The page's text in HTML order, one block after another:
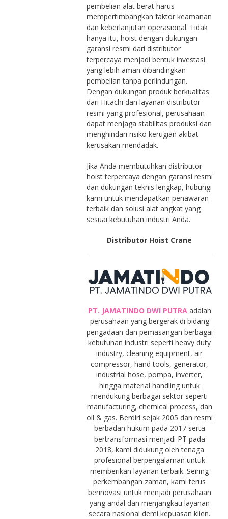
pembelian alat berat harus
mempertimbangkan faktor keamanan
dan keberlanjutan operasional. Tidak
hanya itu, hoist dengan dukungan
garansi resmi dari distributor
terpercaya menjadi bentuk investasi
yang lebih aman dibandingkan
pembelian tanpa perlindungan.
Dengan dukungan produk berkualitas
dari Hitachi dan layanan distributor
resmi yang profesional, perusahaan
dapat menjaga stabilitas produksi dan
menghindari risiko kerugian akibat
kerusakan mendadak.
Jika Anda membutuhkan distributor
hoist terpercaya dengan garansi resmi
dan dukungan teknis lengkap, hubungi
kami untuk mendapatkan penawaran
terbaik dan solusi alat angkat yang
sesuai kebutuhan industri Anda.
Distributor Hoist Crane
PT. JAMATINDO DWI PUTRA adalah
perusahaan yang bergerak di bidang
pengadaan dan pemasangan berbagai
kebutuhan industri seperti heavy duty
industry, cleaning equipment, air
compressor, hand tools, generator,
industrial hose, pompa, inverter,
hingga material handling untuk
mendukung berbagai sektor seperti
manufacturing, chemical process, dan
oil & gas. Berdiri sejak 2005 dan resmi
berbadan hukum pada 2017 serta
bertransformasi menjadi PT pada
2018, kami didukung oleh tenaga
profesional berpengalaman untuk
memberikan layanan terbaik. Seiring
perkembangan zaman, kami terus
berinovasi untuk menjadi perusahaan
yang andal dan menjangkau layanan
secara nasional demi kepuasan klien.